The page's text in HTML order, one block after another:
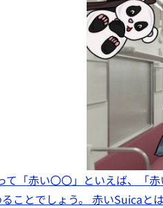
て「赤い〇〇」といえば、「
ことでしょう。 赤いSuicaと